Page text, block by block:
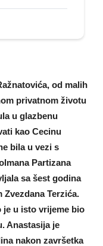
od malih
privatnom životu
u glazbenu
​​kao Cecinu
bila u vezi s
Partizana
sa šest godina
Terzića.
je u isto vrijeme bio
Anastasija je
nakon završetka